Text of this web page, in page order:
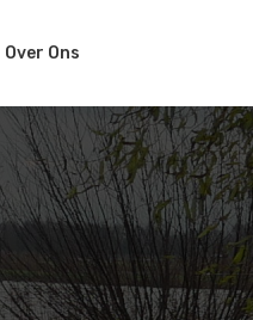
Over Ons